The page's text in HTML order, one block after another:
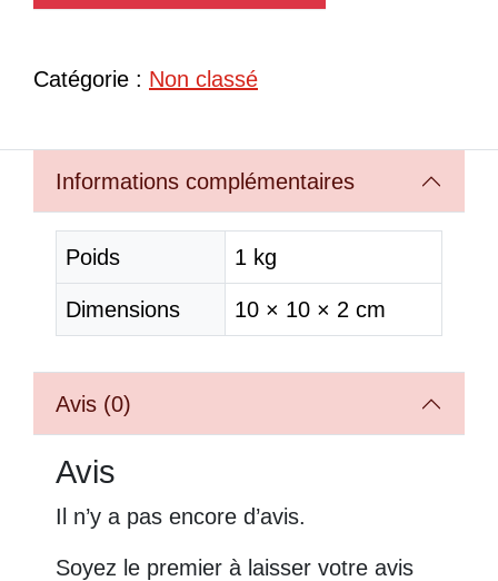
Catégorie : Non classé
Informations complémentaires
Poids 1 kg
Dimensions 10 × 10 × 2 cm
Avis (0)
Avis
Il n’y a pas encore d’avis.
Soyez le premier à laisser votre avis